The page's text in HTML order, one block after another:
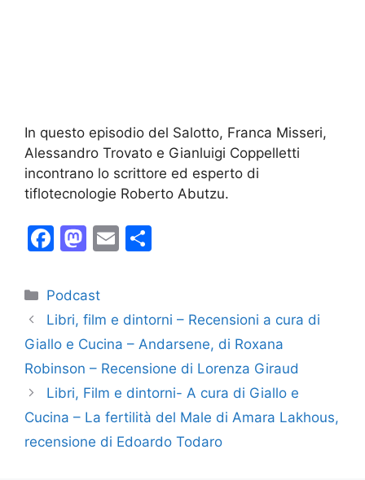
In questo episodio del Salotto, Franca Misseri,
Alessandro Trovato e Gianluigi Coppelletti
incontrano lo scrittore ed esperto di
tiflotecnologie Roberto Abutzu.
F
c
e
b
o
o
k
M
st
o
d
o
n
E
l
di
vi
di
Categorie
Podcast
Libri, film e dintorni – Recensioni a cura di
Giallo e Cucina – Andarsene, di Roxana
Robinson – Recensione di Lorenza Giraud
Libri, Film e dintorni- A cura di Giallo e
Cucina – La fertilità del Male di Amara Lakhous,
recensione di Edoardo Todaro